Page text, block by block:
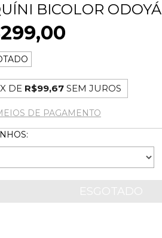
BICOLOR ODOYÁ
X DE R$99,67SEM JUROS
DE PAGAMENTO